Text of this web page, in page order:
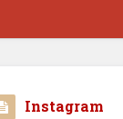
Instagram